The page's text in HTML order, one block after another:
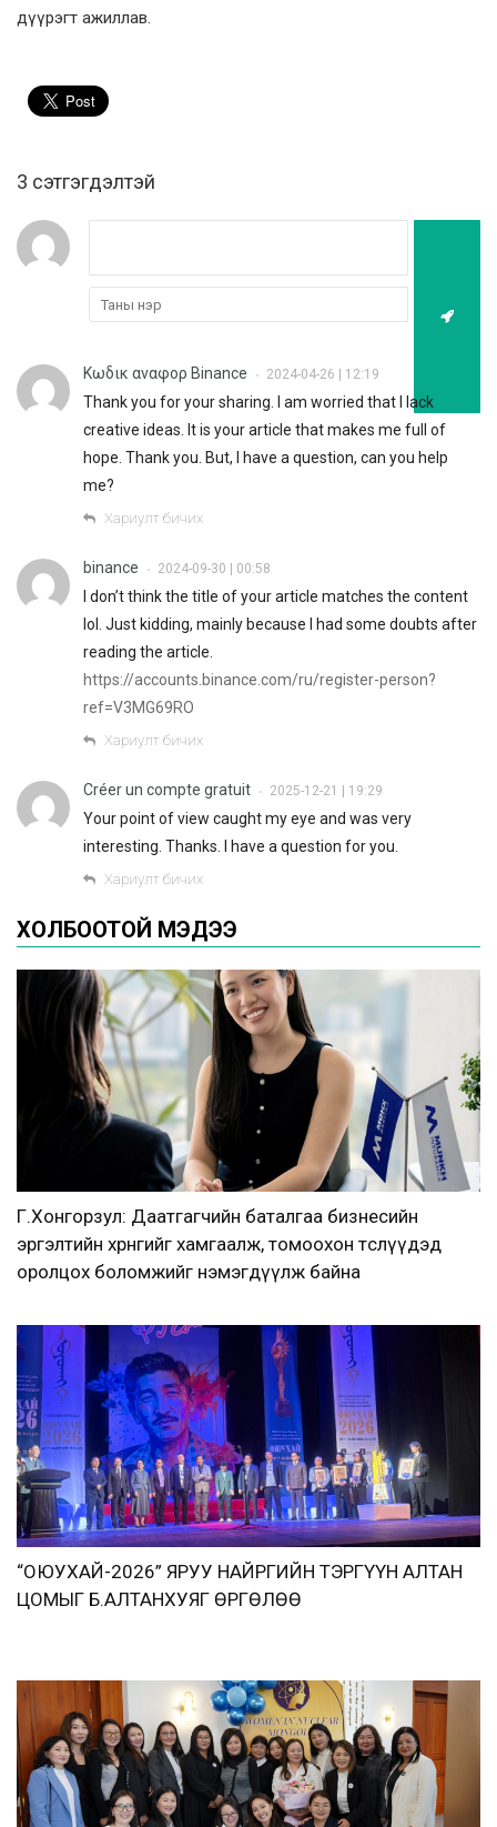
дүүрэгт ажиллав.
3 cэтгэгдэлтэй
Κωδικ αναφορ Binance • 2024-04-26 | 12:19
Thank you for your sharing. I am worried that I lack
creative ideas. It is your article that makes me full of
hope. Thank you. But, I have a question, can you help
me?
Хариулт бичих
binance • 2024-09-30 | 00:58
I don’t think the title of your article matches the content
lol. Just kidding, mainly because I had some doubts after
reading the article.
https://accounts.binance.com/ru/register-person?
ref=V3MG69RO
Хариулт бичих
Créer un compte gratuit • 2025-12-21 | 19:29
Your point of view caught my eye and was very
interesting. Thanks. I have a question for you.
Хариулт бичих
ХОЛБООТОЙ МЭДЭЭ
Г.Хонгорзул: Даатгагчийн баталгаа бизнесийн
эргэлтийн хөрөнгийг хамгаалж, томоохон төслүүдэд
оролцох боломжийг нэмэгдүүлж байна
“ОЮУХАЙ-2026” ЯРУУ НАЙРГИЙН ТЭРГҮҮН АЛТАН
ЦОМЫГ Б.АЛТАНХУЯГ ӨРГӨЛӨӨ